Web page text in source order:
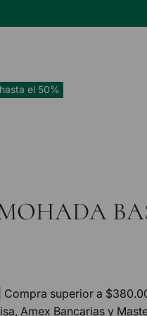
BANCO HIPOTECARIO
el 50%
| Compra superior a
Amex Bancarias y